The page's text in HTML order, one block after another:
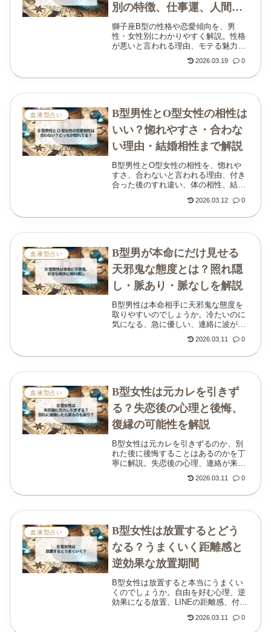
別の特徴、仕事運、人間関
係までわかる
獅子座B型の性格や恋愛傾向を、男
性・女性別にわかりやすく解説。性格
が悪いと言われる理由、モテる魅力、
まで丁寧にまとめました。2026.03.19 0
血液型占い
B型男性とO型女性の相性は
いい？惚れやすさ・合わな
い理由・結婚相性まで解説
B型男性とO型女性の相性を、惚れや
すさ、合わないと言われる理由、付き
合った後のすれ違い、体の相性、結婚
2026.03.12 0
血液型占い
B型男が本命にだけ見せる
天邪鬼な態度とは？照れ隠
し・脈あり・脈なしを解説
B型男性は本命相手に天邪鬼な態度を
取りやすいのでしょうか。冷たいのに
気になる、急に優しい、連絡に波があ
脈なしの見分け方を丁寧に解説しま
2026.03.11 0
血液型占い
B型女性は元カレを引きず
る？失恋後の心理と後悔、
復縁の可能性を解説
B型女性は元カレを引きずるのか、別
れた後に後悔することはあるのかを丁
寧に解説。失恋後の心理、連絡が来な
接し方までわかりやすくまとめていま
2026.03.11 0
血液型占い
B型女性は放置するとどう
なる？うまくいく距離感と
逆効果な放置期間
B型女性は放置すると本当にうまくい
くのでしょうか。自由を好む心理、逆
効果になる放置、LINEの距離感、付き
りやすく解説します。
2026.03.11 0